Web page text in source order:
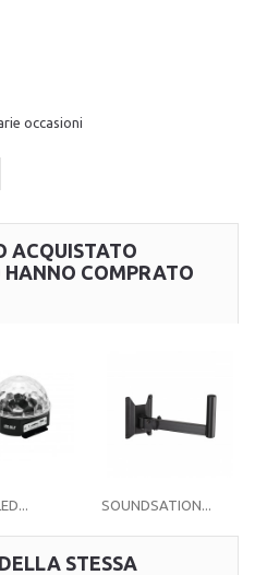
occasioni
ACQUISTATO
COMPRATO
SOUNDSATION...
STESSA